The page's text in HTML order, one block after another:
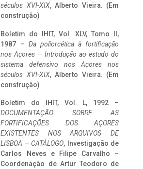
séculos XVI-XIX, Alberto Vieira. (Em
construção)
Boletim do IHIT, Vol. XLV, Tomo II,
1987 – Da poliorcética à fortificação
nos Açores – Introdução ao estudo do
sistema defensivo nos Açores nos
séculos XVI-XIX, Alberto Vieira. (Em
construção)
Boletim do IHIT, Vol. L, 1992 –
DOCUMENTAÇÃO SOBRE AS
FORTIFICAÇÕES DOS AÇORES
EXISTENTES NOS ARQUIVOS DE
LISBOA – CATÁLOGO, Investigação de
Carlos Neves e Filipe Carvalho –
Coordenação de Artur Teodoro de